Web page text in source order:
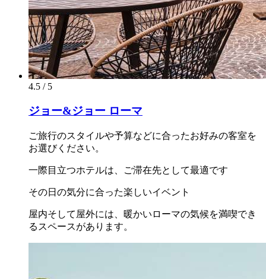
4.5 / 5
ジョー&ジョー ローマ
ご旅行のスタイルや予算などに合ったお好みの客室を
お選びください。
一際目立つホテルは、ご滞在先として最適です
その日の気分に合った楽しいイベント
屋内そして屋外には、暖かいローマの気候を満喫でき
るスペースがあります。